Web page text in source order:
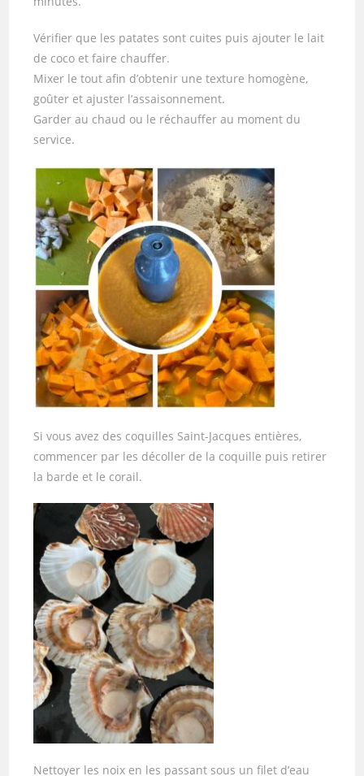
Vérifier que les patates sont cuites puis ajouter le lait
de coco et faire chauffer.
Mixer le tout afin d’obtenir une texture homogène,
goûter et ajuster l’assaisonnement.
Garder au chaud ou le réchauffer au moment du
service.
Si vous avez des coquilles Saint-Jacques entières,
commencer par les décoller de la coquille puis retirer
la barde et le corail.
Nettoyer les noix en les passant sous un filet d’eau